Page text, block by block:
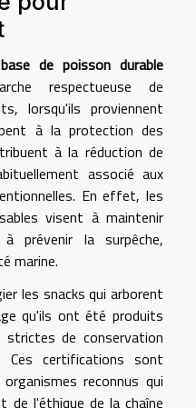
de poisson durable
respectueuse de
lorsqu'ils proviennent
à la protection des
à la réduction de
associé aux
En effet, les
visent à maintenir
prévenir la surpêche,
marine.
les snacks qui arborent
qu'ils ont été produits
strictes de conservation
Ces certifications sont
reconnus qui
de l'éthique de la chaîne